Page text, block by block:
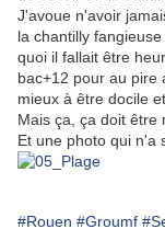
J'avoue n'avoir
la chantilly
quoi il fallait être
bac+12 pour au pire
mieux à être docile
Mais ça, ça doit être
Et une photo qui n'a
#Rouen #Groumf